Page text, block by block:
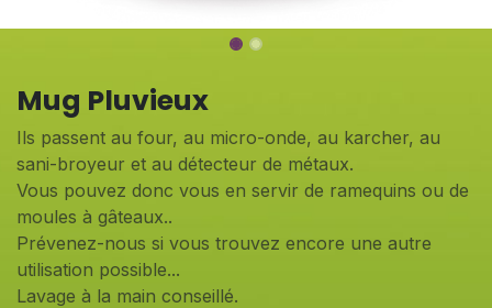
Mug Pluvieux
Ils passent au four, au micro-onde, au karcher, au
sani-broyeur et au détecteur de métaux.
Vous pouvez donc vous en servir de ramequins ou de
moules à gâteaux..
Prévenez-nous si vous trouvez encore une autre
utilisation possible...
Lavage à la main conseillé.